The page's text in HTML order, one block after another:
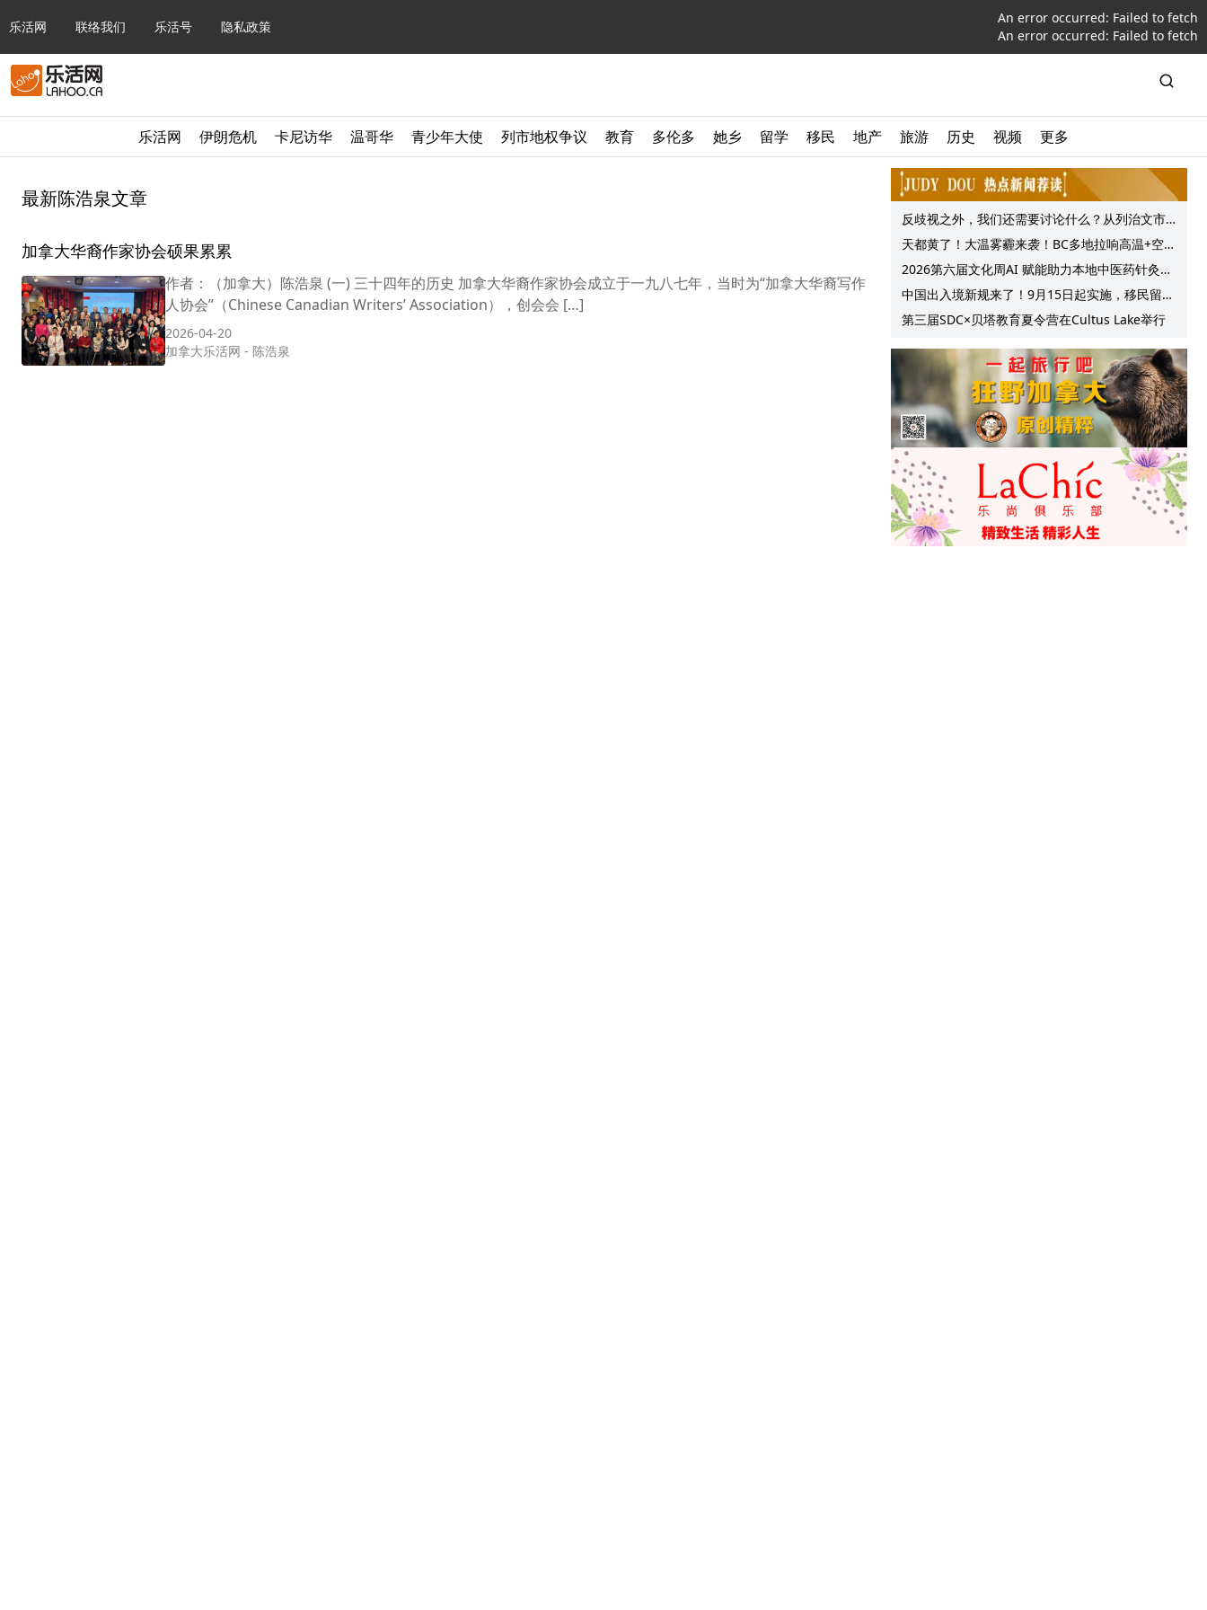
乐活网 联络我们 乐活号 隐私政策
An error occurred: Failed to fetch
An error occurred: Failed to fetch
乐活网 伊朗危机 卡尼访华 温哥华 青少年大使 列市地权争议 教育 多伦多 她乡 留学 移民 地产 旅游 历史 视频 更多
最新陈浩泉文章
加拿大华裔作家协会硕果累累
作者：（加拿大）陈浩泉 (一) 三十四年的历史 加拿大华裔作家协会成立于一九八七年，当时为“加拿大华裔写作
人协会”（Chinese Canadian Writers’ Association），创会会 […]
2026-04-20
加拿大乐活网 - 陈浩泉
反歧视之外，我们还需要讨论什么？从列治文市
议会一项动议谈起
天都黄了！大温雾霾来袭！BC多地拉响高温+空气
质量预警 最高可达35°C！
2026第六届文化周AI 赋能助力本地中医药针灸服
务提质升级
中国出入境新规来了！9月15日起实施，移民留学
中介迎来最强监管！
第三届SDC×贝塔教育夏令营在Cultus Lake举行